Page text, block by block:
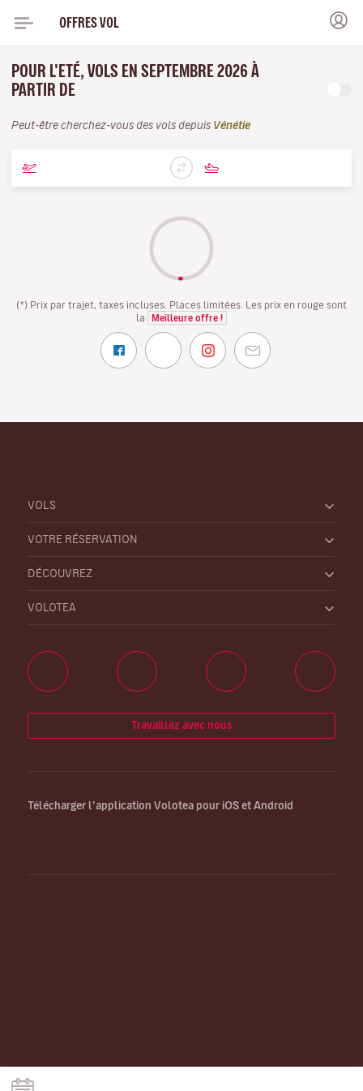
OFFRES VOL
POUR L'ETÉ, VOLS EN SEPTEMBRE 2026 À
PARTIR DE
Peut-être cherchez-vous des vols depuis Vénétie
(*) Prix par trajet, taxes incluses. Places limitées. Les prix en rouge sont
la
Meilleure offre !
VOLS
VOTRE RÉSERVATION
DÉCOUVREZ
VOLOTEA
Travaillez avec nous
Télécharger l’application Volotea pour iOS et Android